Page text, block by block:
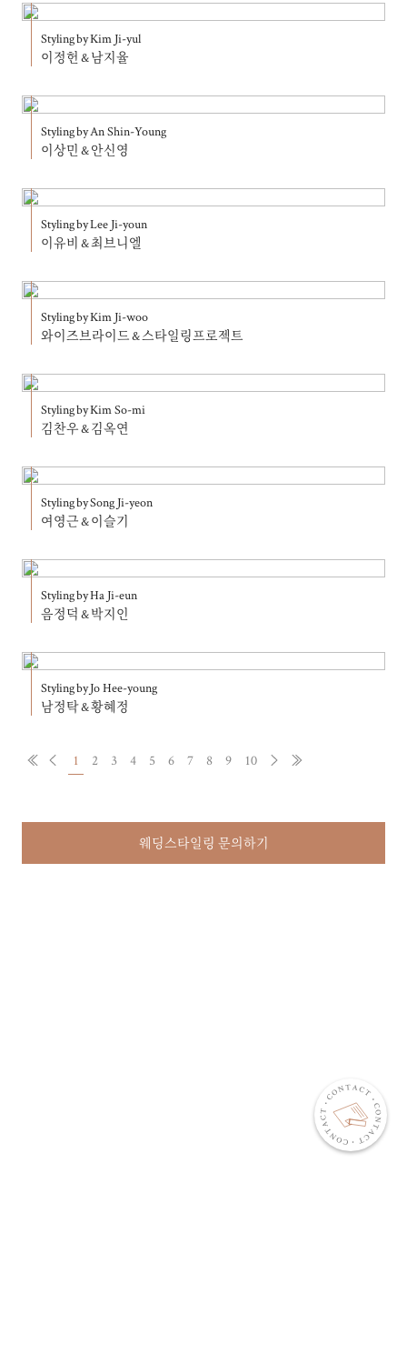
Styling by Kim Ji-yul
이정헌 & 남지율
Styling by An Shin-Young
이상민 & 안신영
Styling by Lee Ji-youn
이유비 & 최브니엘
Styling by Kim Ji-woo
와이즈브라이드 & 스타일링프로젝트
Styling by Kim So-mi
김찬우 & 김옥연
Styling by Song Ji-yeon
여영근 & 이슬기
Styling by Ha Ji-eun
음정덕 & 박지인
Styling by Jo Hee-young
남정탁 & 황혜정
1 2 3 4 5 6 7 8 9 10
웨딩스타일링 문의하기